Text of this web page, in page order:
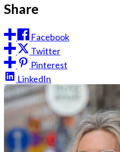
Share
Facebook
Twitter
Pinterest
LinkedIn